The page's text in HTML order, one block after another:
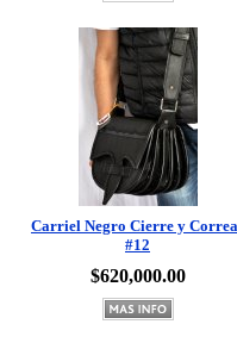
Carriel Negro Cierre y Correas
#12
$620,000.00